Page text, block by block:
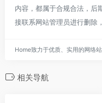
内容，都属于合规合法，后
接联系网站管理员进行删除
Home致力于优质、实用的网络
相关导航